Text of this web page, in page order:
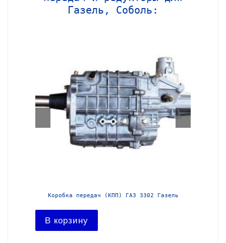
Газель, Соболь:
Коробка передач (КПП) ГАЗ 3302 Газель
В корзину